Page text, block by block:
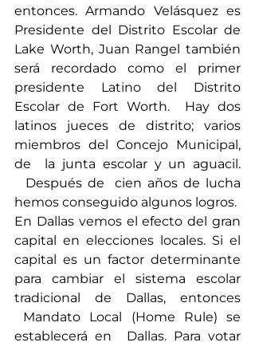
entonces. Armando Velásquez es
Presidente del Distrito Escolar de
Lake Worth, Juan Rangel también
será recordado como el primer
presidente Latino del Distrito
Escolar de Fort Worth.  Hay dos
latinos jueces de distrito; varios
miembros del Concejo Municipal,
de  la junta escolar y un aguacil.
Después de  cien años de lucha
hemos conseguido algunos logros.
En Dallas vemos el efecto del gran
capital en elecciones locales. Si el
capital es un factor determinante
para cambiar el sistema escolar
tradicional de Dallas, entonces
Mandato Local (Home Rule) se
establecerá en  Dallas. Para votar